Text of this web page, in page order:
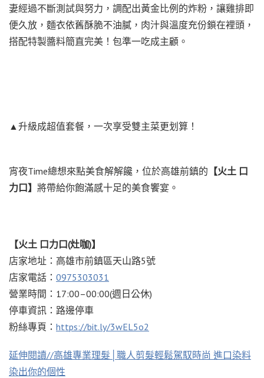
妻經過不斷測試與努力，調配出黃金比例的炸粉，讓雞排即
便久放，麵衣依舊酥脆不油膩，肉汁與溫度充份鎖在裡頭，
搭配特製醬料簡直完美！包準一吃成主顧。
▲升級成超值套餐，一次享受雙主菜更划算！
宵夜Time總想來點美食解解饞，位於高雄前鎮的 【火土 口
力口】 將帶給你飽滿感十足的美食饗宴。
【火土 口力口(灶咖)】
店家地址：高雄市前鎮區天山路5號
店家電話： 0975303031
營業時間：17:00–00:00(週日公休)
停車資訊：路邊停車
粉絲專頁： https://bit.ly/3wEL5o2
延伸閱讀//高雄專業理髮│職人剪髮輕鬆駕馭時尚 進口染料
染出你的個性